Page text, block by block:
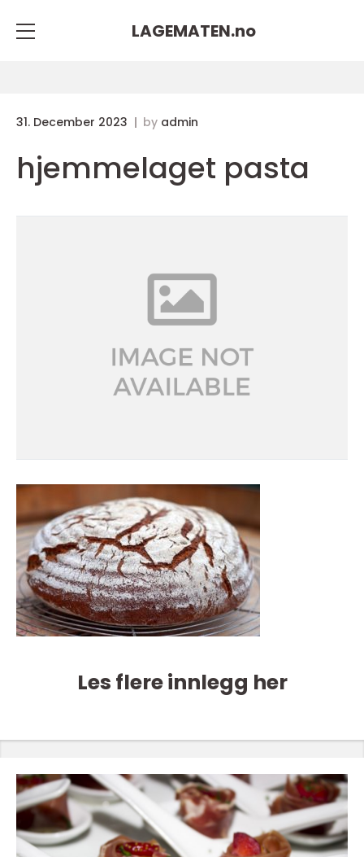
LAGEMATEN.no
31. December 2023 by admin
hjemmelaget pasta
Les flere innlegg her